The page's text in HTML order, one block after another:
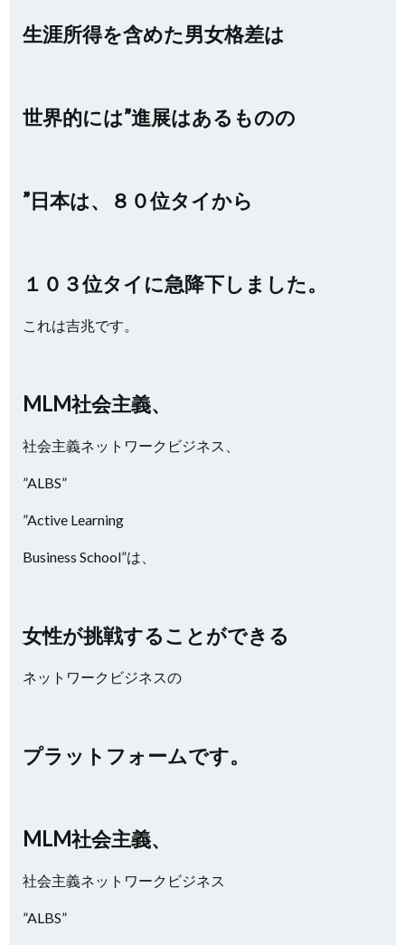
生涯所得を含めた男女格差は
世界的には”進展はあるものの
”日本は、８０位タイから
１０３位タイに急降下しました。
これは吉兆です。
MLM社会主義、
社会主義ネットワークビジネス、
”ALBS”
”Active Learning
Business School”は、
女性が挑戦することができる
ネットワークビジネスの
プラットフォームです。
MLM社会主義、
社会主義ネットワークビジネス
”ALBS”